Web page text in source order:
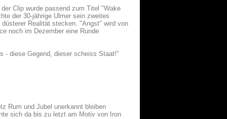
Clip wurde passend zum Titel "Wake
der 30-jährige Ulmer sein zweites
Realität stecken. "Angst" wird von
noch im Dezember eine Runde
- diese Gegend, dieser scheiss Staat!"
Rum und Jubel unerkannt bleiben
sich da bis zu letzt am Motiv von Iron